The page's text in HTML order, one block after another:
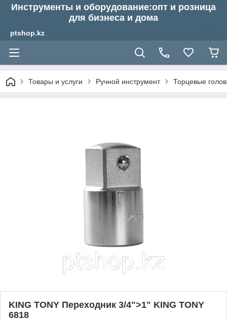
Инструменты и оборудование:опт и розница
для бизнеса и дома
ptshop.kz
Товары и услуги Ручной инструмент Торцевые
KING TONY Переходник 3/4">1" KING TONY
6818